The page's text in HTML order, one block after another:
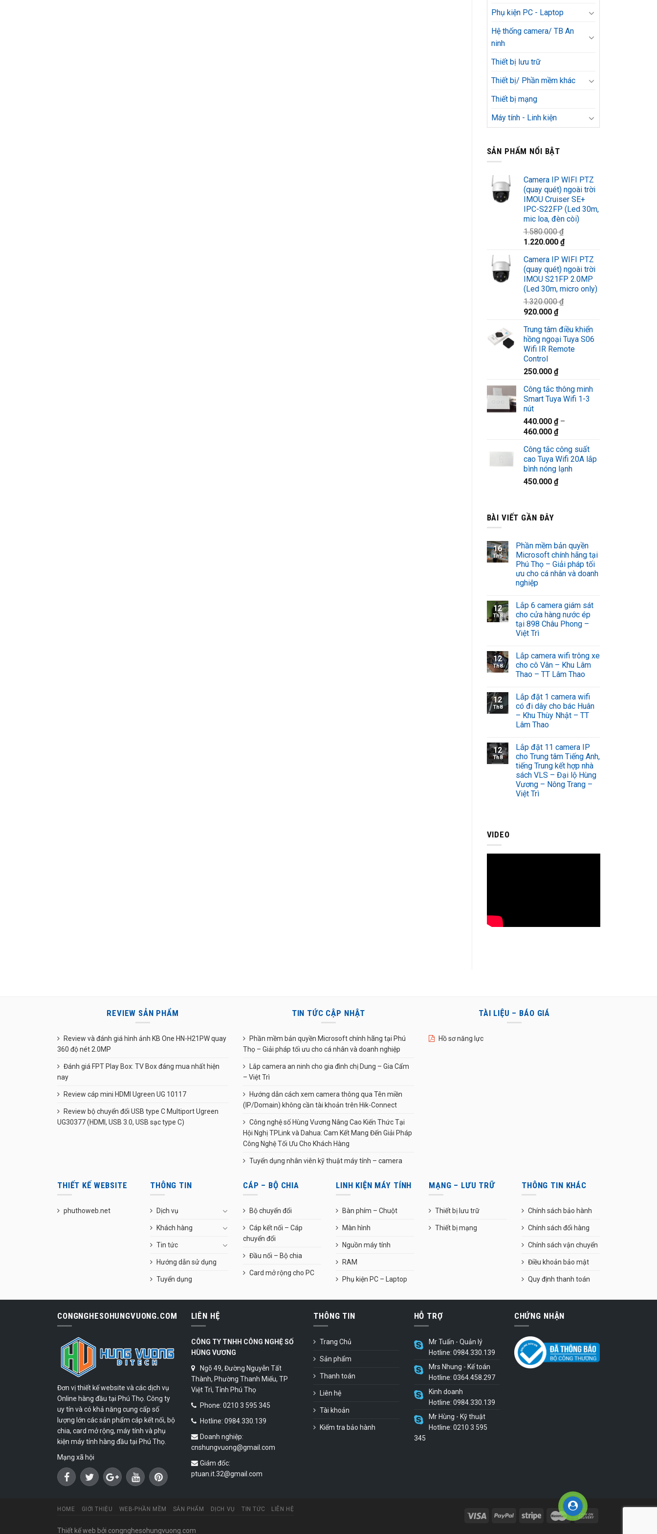
Phụ kiện PC - Laptop
Hệ thống camera/ TB An
ninh
Thiết bị lưu trữ
Thiết bị/ Phần mềm khác
Thiết bị mạng
Máy tính - Linh kiện
SẢN PHẨM NỔI BẬT
Camera IP WIFI PTZ
(quay quét) ngoài trời
IMOU Cruiser SE+
IPC-S22FP (Led 30m,
mic loa, đèn còi)
1.580.000₫
Giá
là:
1.580.000 ₫.
1.220.000 ₫Giá
tại
là:
1.220.000 ₫.
Camera IP WIFI PTZ
(quay quét) ngoài trời
IMOU S21FP 2.0MP
(Led 30m, micro only)
1.320.000₫
Giá
là:
1.320.000 ₫.
920.000 ₫Giá
tại
là:
920.000 ₫.
Trung tâm điều khiển
hồng ngoại Tuya S06
Wifi IR Remote
Control
250.000 ₫
Công tắc thông minh
Smart Tuya Wifi 1-3
nút
440.000 ₫–
460.000 ₫
Công tắc công suất
cao Tuya Wifi 20A lắp
bình nóng lạnh
450.000 ₫
BÀI VIẾT GẦN ĐÂY
16
Th5
Phần mềm bản quyền
Microsoft chính hãng tại
Phú Thọ – Giải pháp tối
ưu cho cá nhân và doanh
nghiệp
12
Th8
Lắp 6 camera giám sát
cho cửa hàng nước ép
tại 898 Châu Phong –
Việt Trì
12
Th8
Lắp camera wifi trông xe
cho cô Vân – Khu Lâm
Thao – TT Lâm Thao
12
Th8
Lắp đặt 1 camera wifi
có đi dây cho bác Huân
– Khu Thùy Nhật – TT
Lâm Thao
12
Th8
Lắp đặt 11 camera IP
cho Trung tâm Tiếng Anh,
tiếng Trung kết hợp nhà
sách VLS – Đại lộ Hùng
Vương – Nông Trang –
Việt Trì
VIDEO
REVIEW SẢN PHẨM
Review và đánh giá hình ảnh KB One HN-H21PW quay
360 độ nét 2.0MP
Đánh giá FPT Play Box: TV Box đáng mua nhất hiện
nay
Review cáp mini HDMI Ugreen UG 10117
Review bộ chuyển đổi USB type C Multiport Ugreen
UG30377 (HDMI, USB 3.0, USB sạc type C)
TIN TỨC CẬP NHẬT
Phần mềm bản quyền Microsoft chính hãng tại Phú
Thọ – Giải pháp tối ưu cho cá nhân và doanh nghiệp
Lắp camera an ninh cho gia đình chị Dung – Gia Cẩm
– Việt Trì
Hướng dẫn cách xem camera thông qua Tên miền
(IP/Domain) không cần tài khoản trên Hik-Connect
Công nghệ số Hùng Vương Nâng Cao Kiến Thức Tại
Hội Nghị TPLink và Dahua: Cam Kết Mang Đến Giải Pháp
Công Nghệ Tối Ưu Cho Khách Hàng
Tuyển dụng nhân viên kỹ thuật máy tính – camera
TÀI LIỆU – BÁO GIÁ
Hồ sơ năng lực
THIẾT KẾ WEBSITE
phuthoweb.net
THÔNG TIN
Dịch vụ
Khách hàng
Tin tức
Hướng dẫn sử dụng
Tuyển dụng
CÁP – BỘ CHIA
Bộ chuyển đổi
Cáp kết nối – Cáp
chuyển đổi
Đầu nối – Bộ chia
Card mở rộng cho PC
LINH KIỆN MÁY TÍNH
Bàn phím – Chuột
Màn hình
Nguồn máy tính
RAM
Phụ kiện PC – Laptop
MẠNG – LƯU TRỮ
Thiết bị lưu trữ
Thiết bị mạng
THÔNG TIN KHÁC
Chính sách bảo hành
Chính sách đổi hàng
Chính sách vận chuyển
Điều khoản bảo mật
Quy định thanh toán
CONGNGHESOHUNGVUONG.COM
Đơn vị thiết kế website và các dịch vụ
Online hàng đầu tại Phú Thọ. Công ty
uy tín và có khả năng cung cấp số
lượng lớn các sản phẩm cáp kết nối, bộ
chia, card mở rộng, máy tính và phụ
kiện máy tính hàng đầu tại Phú Thọ.
Mạng xã hội
LIÊN HỆ
CÔNG TY TNHH CÔNG NGHỆ SỐ
HÙNG VƯƠNG
Ngõ 49, Đường Nguyễn Tất
Thành, Phường Thanh Miếu, TP
Việt Trì, Tỉnh Phú Thọ
Phone: 0210 3 595 345
Hotline: 0984.330.139
Doanh nghiệp:
cnshungvuong@gmail.com
Giám đốc:
ptuan.it.32@gmail.com
THÔNG TIN
Trang Chủ
Sản phẩm
Thanh toán
Liên hệ
Tài khoản
Kiểm tra bảo hành
HỖ TRỢ
Mr Tuấn - Quản lý
Hotline: 0984.330.139
Mrs Nhung - Kế toán
Hotline: 0364.458.297
Kinh doanh
Hotline: 0984.330.139
Mr Hùng - Kỹ thuật
Hotline: 0210 3 595
345
CHỨNG NHẬN
HOME GIỚI THIỆU WEB-PHẦN MỀM SẢN PHẨM DỊCH VỤ TIN TỨC LIÊN HỆ
Thiết kế web bởi congnghesohungvuong.com